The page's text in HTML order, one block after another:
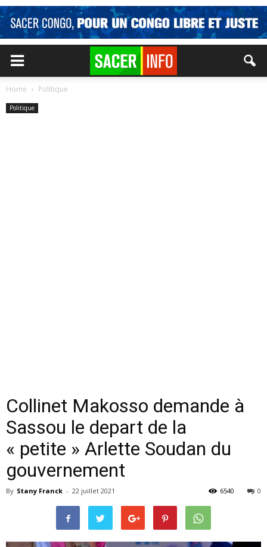
Home Politique
Politique
Collinet Makosso demande à
Sassou le depart de la
« petite » Arlette Soudan du
gouvernement
By Stany Franck - 22 juillet 2021 0
6540